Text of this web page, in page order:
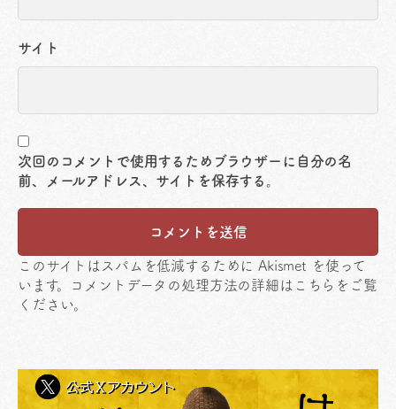
サイト
次回のコメントで使用するためブラウザーに自分の名
前、メールアドレス、サイトを保存する。
このサイトはスパムを低減するために Akismet を使って
います。
コメントデータの処理方法の詳細はこちらをご覧
ください。